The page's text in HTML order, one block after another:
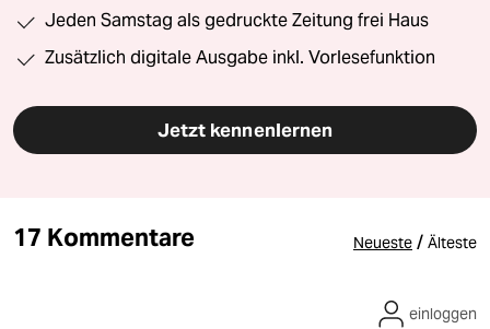
Jeden Samstag als gedruckte Zeitung frei Haus
Zusätzlich digitale Ausgabe inkl. Vorlesefunktion
Jetzt kennenlernen
17 Kommentare Neueste / Älteste
einloggen